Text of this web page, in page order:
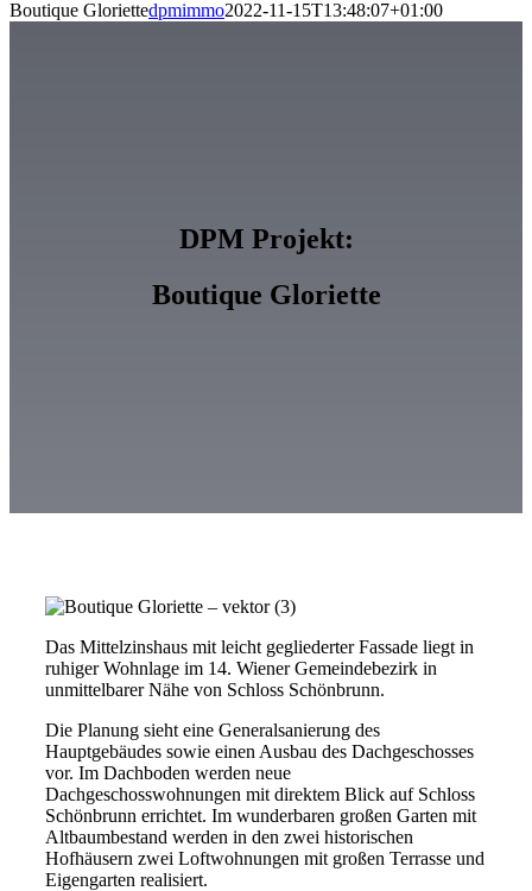
Boutique Gloriettedpmimmo2022-11-15T13:48:07+01:00
DPM Projekt:
Boutique Gloriette
Das Mittelzinshaus mit leicht gegliederter Fassade liegt in
ruhiger Wohnlage im 14. Wiener Gemeindebezirk in
unmittelbarer Nähe von Schloss Schönbrunn.
Die Planung sieht eine Generalsanierung des
Hauptgebäudes sowie einen Ausbau des Dachgeschosses
vor. Im Dachboden werden neue
Dachgeschosswohnungen mit direktem Blick auf Schloss
Schönbrunn errichtet. Im wunderbaren großen Garten mit
Altbaumbestand werden in den zwei historischen
Hofhäusern zwei Loftwohnungen mit großen Terrasse und
Eigengarten realisiert.